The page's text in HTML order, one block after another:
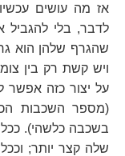
אז מה עושים
לדבר, בלי להגביל
שהגרף שלהן הוא
ויש קשת רק בין
על יצור כזה אפשר
(מספר השכבות
בשכבה כלשהי). ככל
שלה קצר יותר;